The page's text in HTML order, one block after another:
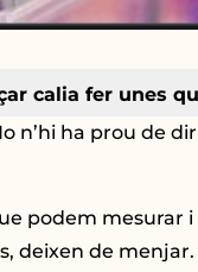
calia fer unes
ha prou de
podem mesurar
deixen de